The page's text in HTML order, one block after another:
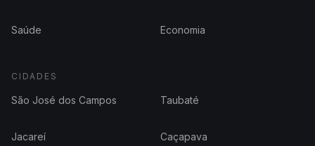
Saúde Economia
CIDADES
São José dos Campos Taubaté
Jacareí Caçapava